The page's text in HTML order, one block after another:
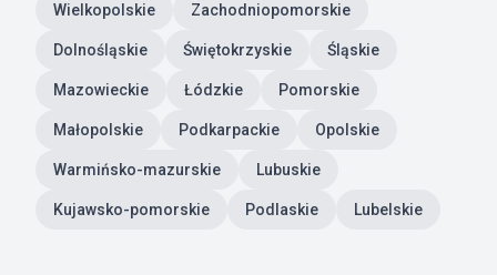
Wielkopolskie Zachodniopomorskie
Dolnośląskie Świętokrzyskie Śląskie
Mazowieckie Łódzkie Pomorskie
Małopolskie Podkarpackie Opolskie
Warmińsko-mazurskie Lubuskie
Kujawsko-pomorskie Podlaskie Lubelskie